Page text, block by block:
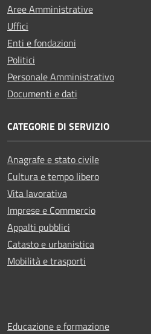
Aree Amministrative
Uffici
Enti e fondazioni
Politici
Personale Amministrativo
Documenti e dati
CATEGORIE DI SERVIZIO
Anagrafe e stato civile
Cultura e tempo libero
Vita lavorativa
Imprese e Commercio
Appalti pubblici
Catasto e urbanistica
Mobilità e trasporti
Educazione e formazione